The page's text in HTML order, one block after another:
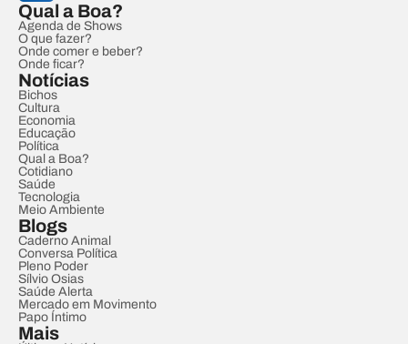
Qual a Boa?
Agenda de Shows
O que fazer?
Onde comer e beber?
Onde ficar?
Notícias
Bichos
Cultura
Economia
Educação
Política
Qual a Boa?
Cotidiano
Saúde
Tecnologia
Meio Ambiente
Blogs
Caderno Animal
Conversa Política
Pleno Poder
Sílvio Osias
Saúde Alerta
Mercado em Movimento
Papo Íntimo
Mais